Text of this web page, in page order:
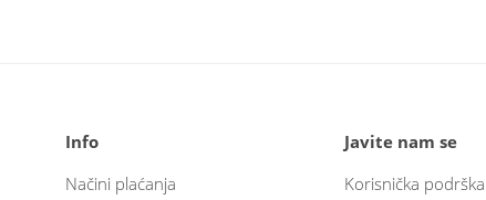
Info
Načini plaćanja
Javite nam se
Korisnička podrška